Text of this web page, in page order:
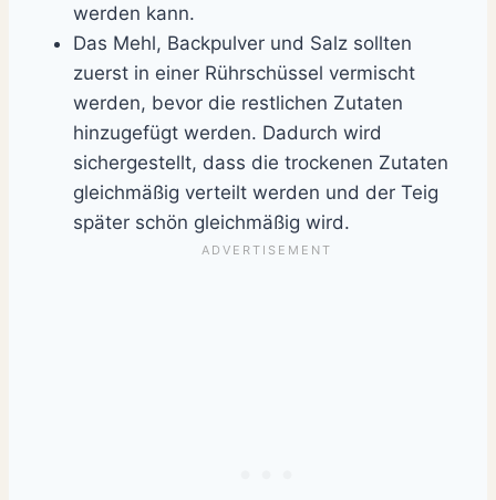
werden kann.
Das Mehl, Backpulver und Salz sollten
zuerst in einer Rührschüssel vermischt
werden, bevor die restlichen Zutaten
hinzugefügt werden. Dadurch wird
sichergestellt, dass die trockenen Zutaten
gleichmäßig verteilt werden und der Teig
später schön gleichmäßig wird.